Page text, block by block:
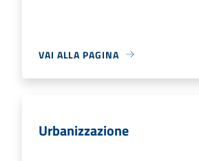
VAI ALLA PAGINA
Urbanizzazione